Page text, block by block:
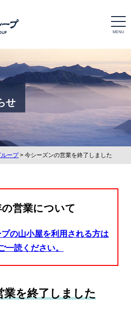
t
o
g
l
n
a
v
i
i
o
n
せ
ループ> 今シーズンの営業を終了しました
営業について
の山小屋を利用される方は
一読ください。
を終了しました